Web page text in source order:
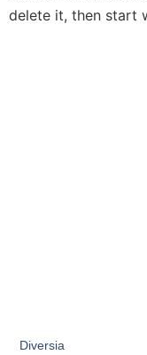
delete it, then start
Diversia